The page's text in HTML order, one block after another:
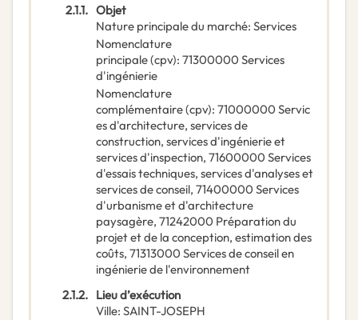
2.1.1. Objet
Nature principale du marché: Services
Nomenclature
principale(cpv): 71300000 Services
d'ingénierie
Nomenclature
complémentaire(cpv): 71000000 Servic
es d'architecture, services de
construction, services d'ingénierie et
services d'inspection, 71600000 Services
d'essais techniques, services d'analyses et
services de conseil, 71400000 Services
d'urbanisme et d'architecture
paysagère, 71242000 Préparation du
projet et de la conception, estimation des
coûts, 71313000 Services de conseil en
ingénierie de l'environnement
2.1.2. Lieu d’exécution
Ville: SAINT-JOSEPH